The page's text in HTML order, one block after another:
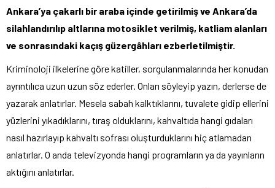
Ankara’ya çakarlı bir araba içinde getirilmiş ve Ankara’da
silahlandırılıp altlarına motosiklet verilmiş, katliam alanları
ve sonrasındaki kaçış güzergâhları ezberletilmiştir.
Kriminoloji ilkelerine göre katiller, sorgulanmalarında her konudan
ayrıntılıca uzun uzun söz ederler. Onları söyleyip yazın, derlerse de
yazarak anlatırlar. Mesela sabah kalktıklarını, tuvalete gidip ellerini
yüzlerini yıkadıklarını, tıraş olduklarını, kahvaltıda hangi gıdaları
nasıl hazırlayıp kahvaltı sofrası oluşturduklarını hiç atlamadan
anlatırlar. O anda televizyonda hangi programların ya da yayınların
aktığını anlatırlar.